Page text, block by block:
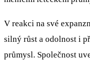
V reakci na své
silný růst a odolnost i
průmysl. Společnost